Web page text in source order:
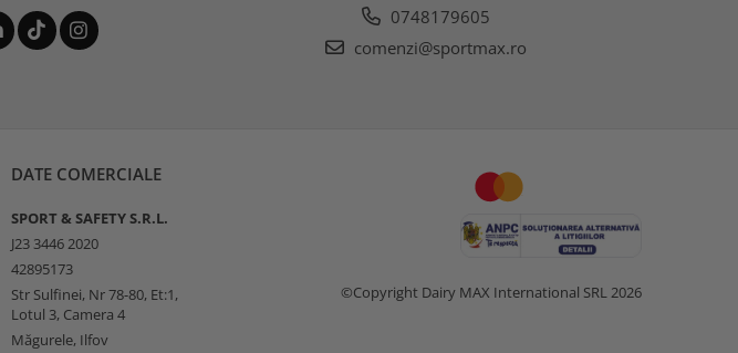
0748179605
comenzi@sportmax.ro
DATE COMERCIALE
SPORT & SAFETY S.R.L.
J23 3446 2020
42895173
Str Sulfinei, Nr 78-80, Et:1,
Lotul 3, Camera 4
Măgurele, Ilfov
©Copyright Dairy MAX International SRL 2026